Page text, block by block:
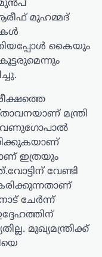
മുന്‍പ്
മുഹമ്മദ്
കൈയും
മന്ത്രി
വേണുഗോപാല്‍
ഇത്രയും
വേണ്ടി
ചേര്‍ന്ന്
മുഖ്യമന്ത്രിക്ക്